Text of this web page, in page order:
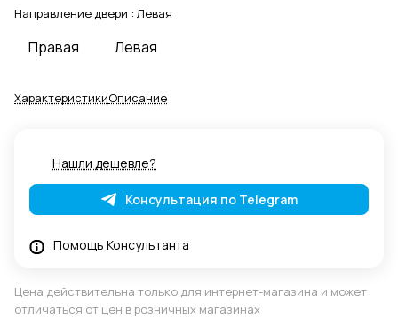
Направление двери : Левая
Правая Левая
ХарактеристикиОписание
Нашли дешевле?
Консультация по Telegram
Помощь Консультанта
Цена действительна только для интернет-магазина и может
отличаться от цен в розничных магазинах